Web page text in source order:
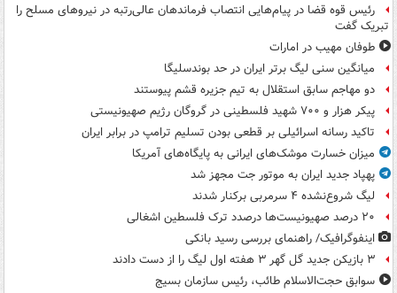
رئیس قوه قضا در پیام‌هایی انتصاب‌ فرماندهان عالی‌رتبه در نیروهای مسلح را
تبریک گفت
طوفان مهیب در امارات
میانگین سنی لیگ برتر ایران در حد بوندسلیگا
دو مهاجم سابق استقلال به تیم جزیره قشم پیوستند
پیکر هزار و ۷۰۰ شهید فلسطینی در گروگان رژیم صهیونیستی
تاکید رسانه اسرائیلی بر قطعی بودن تسلیم ترامپ در برابر ایران
میزان خسارت موشک‌های ایرانی به پایگاه‌های آمریکا
پهپاد جدید ایران به موتور جت مجهز شد
لیگ شروع‌نشده ۴ سرمربی برکنار شدند
۲۰ درصد صهیونیست‌ها درصدد ترک فلسطین اشغالی
اینفوگرافیک/ راهنمای بررسی رسید بانکی
۳ بازیکن جدید گل گهر ۳ هفته اول لیگ را از دست دادند
سوابق حجت‌الاسلام طائب، رئیس سازمان بسیج